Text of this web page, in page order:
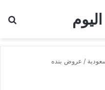
/ عروض بنده